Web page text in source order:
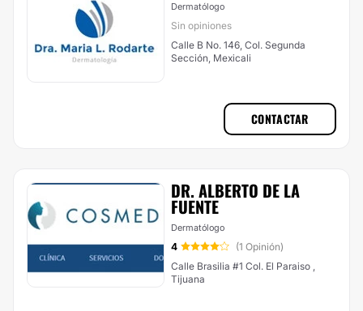
Dermatólogo
Sin opiniones
Calle B No. 146, Col. Segunda
Sección, Mexicali
CONTACTAR
DR. ALBERTO DE LA
FUENTE
Dermatólogo
4
(1 Opinión)
Calle Brasilia #1 Col. El Paraiso ,
Tijuana